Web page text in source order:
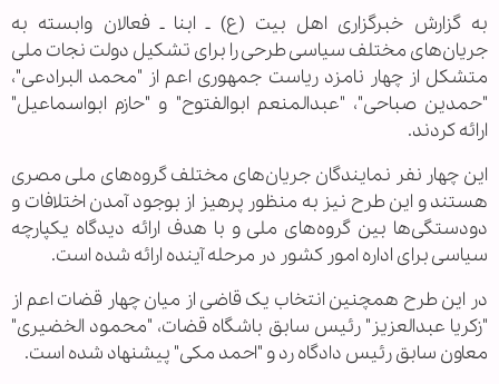
به گزارش خبرگزاری اهل بیت (ع) ـ ابنا ـ فعالان وابسته به
جریان‌های مختلف سیاسی طرحی را برای تشکیل دولت نجات ملی
متشکل از چهار نامزد ریاست جمهوری اعم از "محمد البرادعی"،
"حمدین صباحی"، "عبدالمنعم ابوالفتوح" و "حازم ابواسماعیل"
ارائه کردند.
این چهار نفر نمایندگان جریان‌های مختلف گروه‌های ملی مصری
هستند و این طرح نیز به منظور پرهیز از بوجود آمدن اختلافات و
دودستگی‌ها بین گروه‌های ملی و با هدف ارائه دیدگاه یکپارچه
سیاسی برای اداره امور کشور در مرحله آینده ارائه شده است.
در این طرح همچنین انتخاب یک قاضی از میان چهار قضات اعم از
"زکریا عبدالعزیز" رئیس سابق باشگاه قضات، "محمود الخضیری"
معاون سابق رئیس دادگاه رد و "احمد مکی" پیشنهاد شده است.